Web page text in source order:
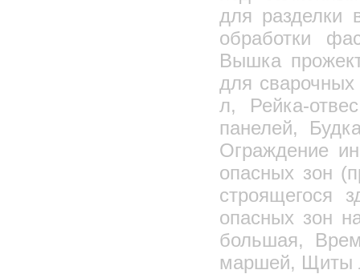
для разделки
обработки
Вышка
для
л, Рейка-
панелей,
Ограждение
опасных зон
строящегося
опасных зон
большая,
маршей, Щиты